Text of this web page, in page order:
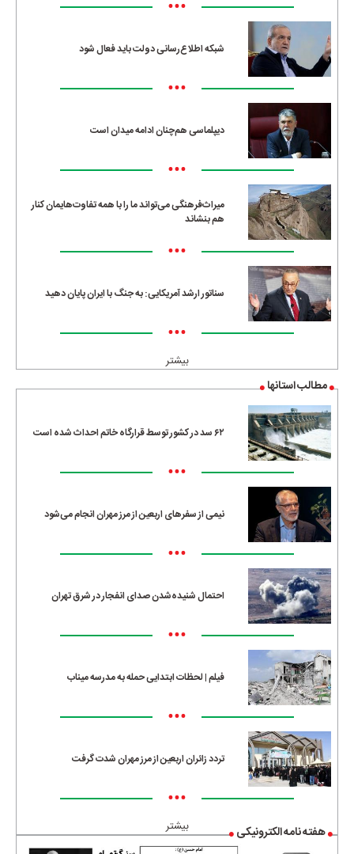
•••
شبکه اطلاع‌رسانی دولت باید فعال شود
•••
دیپلماسی هم‌چنان ادامه میدان است
•••
میراث‌فرهنگی می‌تواند ما را با همه تفاوت‌هایمان کنار
هم بنشاند
•••
سناتور ارشد آمریکایی: به جنگ با ایران پایان دهید
•••
بیشتر
مطالب استانها
۶۲ سد در کشور توسط قرارگاه خاتم احداث شده است
•••
نیمی از سفرهای اربعین از مرز مهران انجام می‌شود
•••
احتمال شنیده‌شدن صدای انفجار در شرق تهران
•••
فیلم | لحظات ابتدایی حمله به مدرسه میناب
•••
تردد زائران اربعین از مرز مهران شدت گرفت
•••
بیشتر هفته نامه الکترونیکی